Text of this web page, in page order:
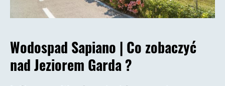
Wodospad Sapiano | Co zobaczyć
nad Jeziorem Garda ?